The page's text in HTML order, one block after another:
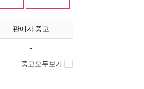
판매자 중고
-
중고모두보기